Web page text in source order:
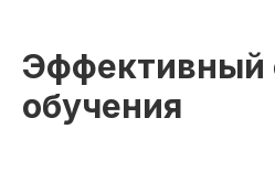
Эффективный
обучения